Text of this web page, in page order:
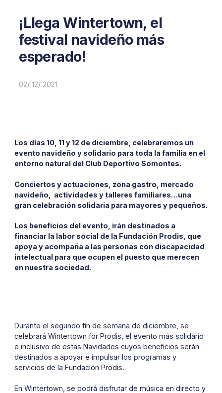
¡Llega Wintertown, el
festival navideño más
esperado!
02/ 12/ 2021
Los días 10, 11 y 12 de diciembre, celebraremos un
evento navideño y solidario para toda la familia en el
entorno natural del Club Deportivo Somontes.
Conciertos y actuaciones, zona gastro, mercado
navideño, actividades y talleres familiares…una
gran celebración solidaria para mayores y pequeños.
Los beneficios del evento, irán destinados a
financiar la labor social de la Fundación Prodis, que
apoya y acompaña a las personas con discapacidad
intelectual para que ocupen el puesto que merecen
en nuestra sociedad.
Durante el segundo fin de semana de diciembre, se
celebrará Wintertown for Prodis, el evento más solidario
e inclusivo de estas Navidades cuyos beneficios serán
destinados a apoyar e impulsar los programas y
servicios de la Fundación Prodis.
En Wintertown, se podrá disfrutar de música en directo y